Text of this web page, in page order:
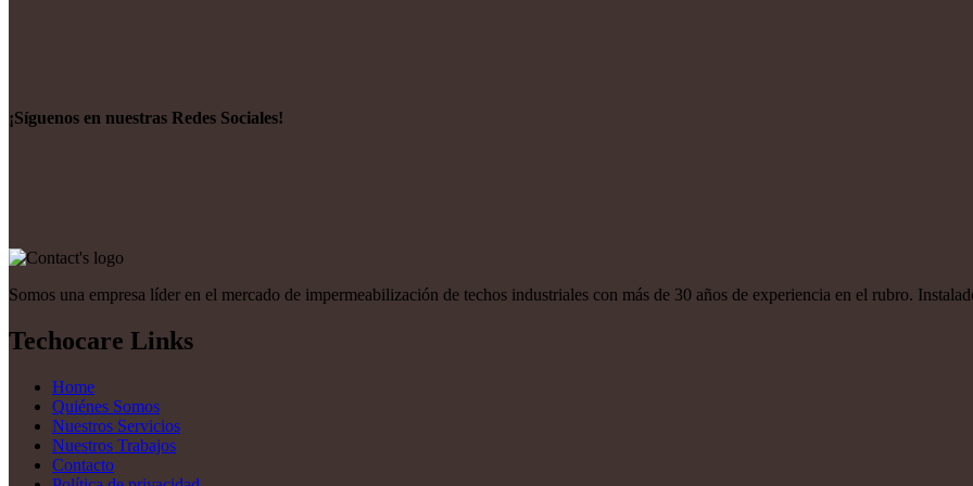
¡Síguenos en nuestras Redes Sociales!
Somos una empresa líder en el mercado de impermeabilización de techos industriales con más de 30 años de experiencia en el rubro.
Techocare Links
Home
Quiénes Somos
Nuestros Servicios
Nuestros Trabajos
Contacto